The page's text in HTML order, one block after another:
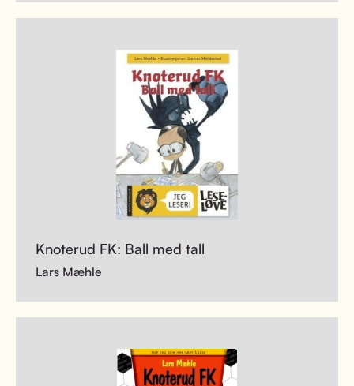
Knoterud FK: Ball med tall
Lars Mæhle